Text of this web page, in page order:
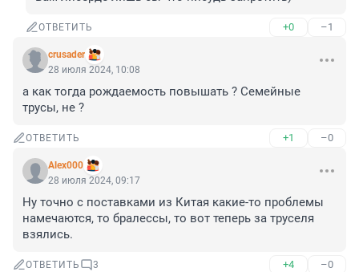
ОТВЕТИТЬ +0 –1
crusader
28 июля 2024, 10:08
а как тогда рождаемость повышать ? Семейные
трусы, не ?
ОТВЕТИТЬ +1 –0
Alex000
28 июля 2024, 09:17
Ну точно с поставками из Китая какие-то проблемы
намечаются, то бралессы, то вот теперь за труселя
взялись.
ОТВЕТИТЬ 3 +4 –0